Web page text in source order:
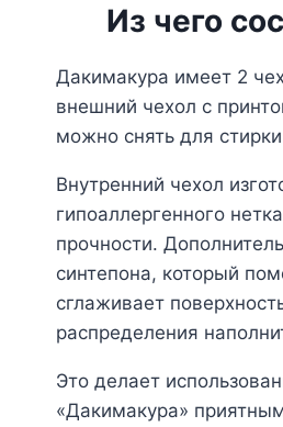
Из чего
Дакимакура имеет 2
внешний чехол с
можно снять для
Внутренний чехол
гипоаллергенного
прочности.
синтепона, который
сглаживает
распределения
Это делает
«Дакимакура»